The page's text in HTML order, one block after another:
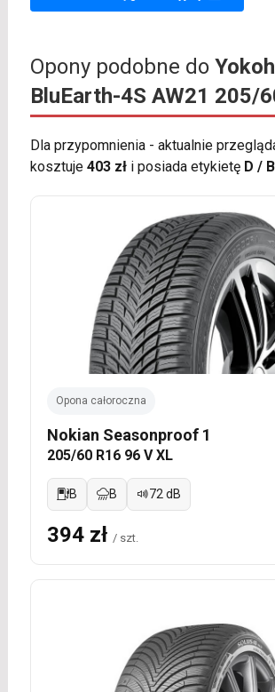
Opony podobne do
BluEarth-4S AW21 205/
Dla przypomnienia - aktualnie
kosztuje 403 złi posiada etykietę D /
Opona całoroczna
Nokian Seasonproof 1
205/60 R16 96 V XL
B B 72 dB
394 zł / szt.